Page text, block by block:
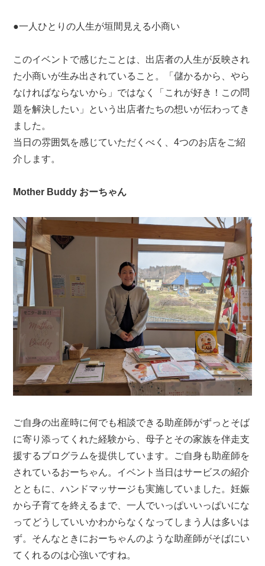
●一人ひとりの人生が垣間見える小商い
このイベントで感じたことは、出店者の人生が反映され
た小商いが生み出されていること。「儲かるから、やら
なければならないから」ではなく「これが好き！この問
題を解決したい」という出店者たちの想いが伝わってき
ました。
当日の雰囲気を感じていただくべく、4つのお店をご紹
介します。
Mother Buddy おーちゃん
ご自身の出産時に何でも相談できる助産師がずっとそば
に寄り添ってくれた経験から、母子とその家族を伴走支
援するプログラムを提供しています。ご自身も助産師を
されているおーちゃん。イベント当日はサービスの紹介
とともに、ハンドマッサージも実施していました。妊娠
から子育てを終えるまで、一人でいっぱいいっぱいにな
ってどうしていいかわからなくなってしまう人は多いは
ず。そんなときにおーちゃんのような助産師がそばにい
てくれるのは心強いですね。